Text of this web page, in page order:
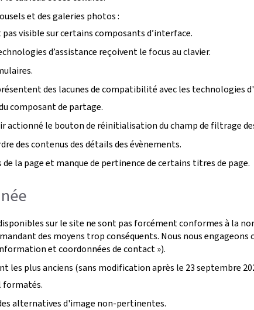
et des galeries photos :
pas visible sur certains composants d’interface.
d’assistance reçoivent le focus au clavier.
des lacunes de compatibilité avec les technologies
composant de partage.
actionné le bouton de réinitialisation du champ de filtrage
des contenus des détails des évènements.
la page et manque de pertinence de certains titres de page.
sur le site ne sont pas forcément conformes à la
des moyens trop conséquents. Nous nous engageons
et coordonnées de contact »).
les plus anciens (sans modification après le 23 septembre
formatés.
alternatives d'image non-pertinentes.